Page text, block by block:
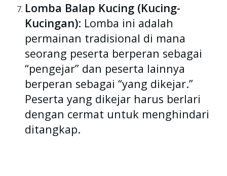
Lomba Balap Kucing (Kucing-
Kucingan): Lomba ini adalah
permainan tradisional di mana
seorang peserta berperan sebagai
“pengejar” dan peserta lainnya
berperan sebagai “yang dikejar.”
Peserta yang dikejar harus berlari
dengan cermat untuk menghindari
ditangkap.